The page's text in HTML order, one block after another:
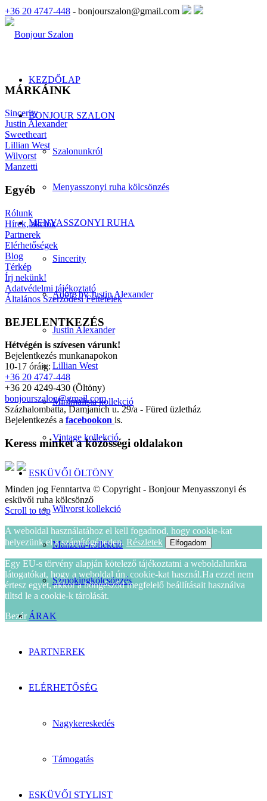
+36 20 4747-448 - bonjourszalon@gmail.com
KEZDŐLAP
BONJOUR SZALON
Szalonunkról
Menyasszonyi ruha kölcsönzés
MENYASSZONYI RUHA
Sincerity
Adore by Justin Alexander
Justin Alexander
Lillian West
Minimalista kollekció
Vintage kollekció
ESKÜVŐI ÖLTÖNY
Wilvorst kollekció
Manzetti-kollekció
Szmokingkölcsönzés
ÁRAK
PARTNEREK
ELÉRHETŐSÉG
Nagykereskedés
Támogatás
ESKÜVŐI STYLIST
MÁRKÁINK
Sincerity
Justin Alexander
Sweetheart
Lillian West
Wilvorst
Manzetti
Egyéb
Rólunk
Hírek, akciók
Partnerek
Elérhetőségek
Blog
Térkép
Írj nekünk!
Adatvédelmi tájékoztató
Általános Szerződési Feltételek
BEJELENTKEZÉS
Hétvégén is szívesen várunk!
Bejelentkezés munkanapokon
10-17 óráig:
+36 20 4747-448
+36 20 4249-430 (Öltöny)
bonjourszalon@gmail.com
Százhalombatta, Damjanich u. 29/a - Füred üzletház
Bejelentkezés a facebookon is.
Keress minket a közösségi oldalakon
Minden jog Fenntartva © Copyright - Bonjour Menyasszonyi és
esküvői ruha kölcsönző
Scroll to top
A weboldal használatához el kell fogadnod, hogy cookie-kat
helyezünk el a számítógépeden. Részletek Elfogadom
Egy EU-s törvény alapján kötelező tájékoztatni a weboldalunkra
látogatókat, hogy a weboldal ún. cookie-kat használ.Ha ezzel nem
értesz egyet, akkor a böngésződ megfelelő beállításait használva
tiltsd le a cookie-k tárolását.
Bezár